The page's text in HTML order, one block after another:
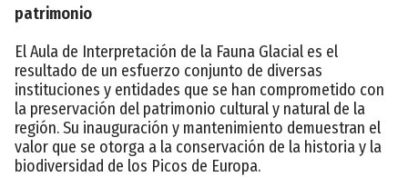
patrimonio
El Aula de Interpretación de la Fauna Glacial es el
resultado de un esfuerzo conjunto de diversas
instituciones y entidades que se han comprometido con
la preservación del patrimonio cultural y natural de la
región. Su inauguración y mantenimiento demuestran el
valor que se otorga a la conservación de la historia y la
biodiversidad de los Picos de Europa.